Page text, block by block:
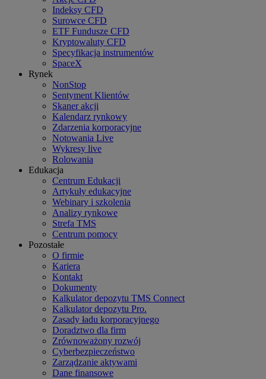
Indeksy CFD
Surowce CFD
ETF Fundusze CFD
Kryptowaluty CFD
Specyfikacja instrumentów
SpaceX
Rynek
NonStop
Sentyment Klientów
Skaner akcji
Kalendarz rynkowy
Zdarzenia korporacyjne
Notowania Live
Wykresy live
Rolowania
Edukacja
Centrum Edukacji
Artykuły edukacyjne
Webinary i szkolenia
Analizy rynkowe
Strefa TMS
Centrum pomocy
Pozostałe
O firmie
Kariera
Kontakt
Dokumenty
Kalkulator depozytu TMS Connect
Kalkulator depozytu Pro.
Zasady ładu korporacyjnego
Doradztwo dla firm
Zrównoważony rozwój
Cyberbezpieczeństwo
Zarządzanie aktywami
Dane finansowe